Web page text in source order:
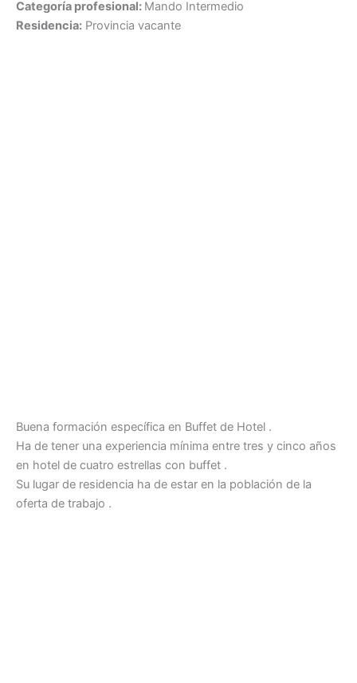
Categoría profesional: Mando Intermedio
Residencia: Provincia vacante
Buena formación específica en Buffet de Hotel .
Ha de tener una experiencia mínima entre tres y cinco años
en hotel de cuatro estrellas con buffet .
Su lugar de residencia ha de estar en la población de la
oferta de trabajo .